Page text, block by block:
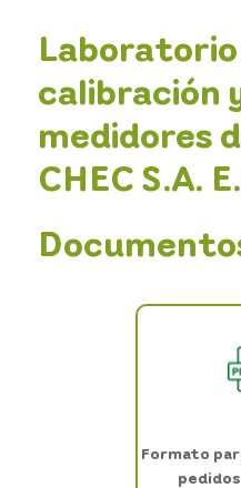
Laboratorio
calibración
medidores
CHEC S.A.
Formato